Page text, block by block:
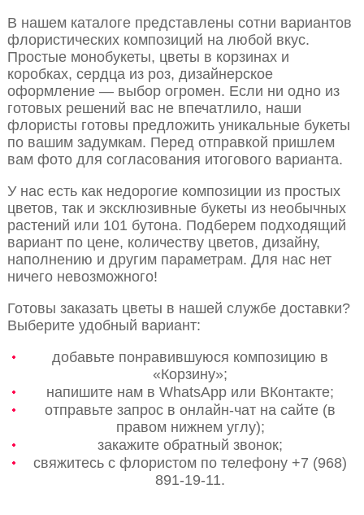
В нашем каталоге представлены сотни вариантов
флористических композиций на любой вкус.
Простые монобукеты, цветы в корзинах и
коробках, сердца из роз, дизайнерское
оформление — выбор огромен. Если ни одно из
готовых решений вас не впечатлило, наши
флористы готовы предложить уникальные букеты
по вашим задумкам. Перед отправкой пришлем
вам фото для согласования итогового варианта.
У нас есть как недорогие композиции из простых
цветов, так и эксклюзивные букеты из необычных
растений или 101 бутона. Подберем подходящий
вариант по цене, количеству цветов, дизайну,
наполнению и другим параметрам. Для нас нет
ничего невозможного!
Готовы заказать цветы в нашей службе доставки?
Выберите удобный вариант:
добавьте понравившуюся композицию в
«Корзину»;
напишите нам в WhatsApp или ВКонтакте;
отправьте запрос в онлайн-чат на сайте (в
правом нижнем углу);
закажите обратный звонок;
свяжитесь с флористом по телефону +7 (968)
891-19-11.